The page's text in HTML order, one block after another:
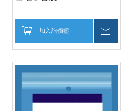
加入詢價籃